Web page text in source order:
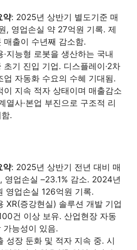
약: 2025년 상반기 별도기준 매
, 영업손실 약 27억원 기록. 제
매출이 수년째 감소함.
·지능형 로봇을 생산하는 국내
초기 진입 기업. 디스플레이·2차
업 자동화 수요의 수혜 기대됨.
이 지속 적자 상태이며 매출감소
열사·본업 부진으로 구조적 리
.
약: 2025년 상반기 전년 대비 매
영업손실 –23.1% 감소. 2024년
영업손실 126억원 기록.
XR(증강현실) 솔루션 개발 기업
건 이상 보유. 산업현장 자동
가능성이 있음.
성장 둔화 및 적자 지속 중. 시